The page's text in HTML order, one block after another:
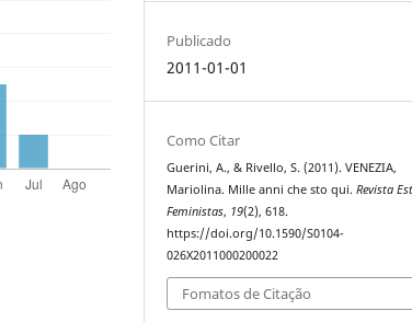
Publicado
2011-01-01
Como Citar
Guerini, A., & Rivello, S. (2011). VENEZIA,
Mariolina. Mille anni che sto qui.Revista
Feministas, 19(2), 618.
https://doi.org/10.1590/S0104-
026X2011000200022
Fomatos de Citação